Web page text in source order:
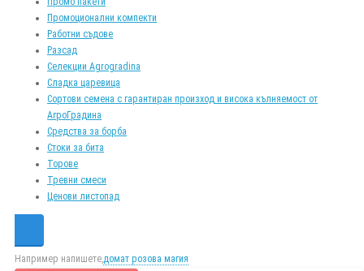
Промоционални компекти
Работни съдове
Разсад
Селекции Agrogradina
Сладка царевица
Сортови семена с гарантиран произход и висока кълняемост от
АгроГрадина
Средства за борба
Стоки за бита
Торове
Тревни смеси
Ценови листопад
Например напишете,домат розова магия